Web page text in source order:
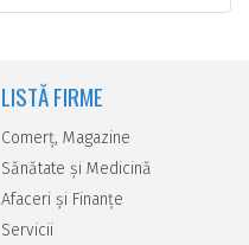
LISTĂ FIRME
Comerţ, Magazine
Sănătate şi Medicină
Afaceri şi Finanţe
Servicii